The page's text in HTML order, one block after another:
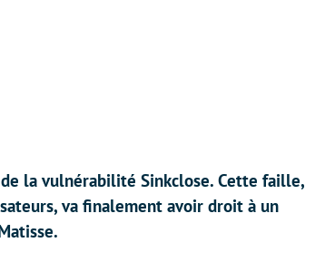
la vulnérabilité Sinkclose. Cette faille,
va finalement avoir droit à un